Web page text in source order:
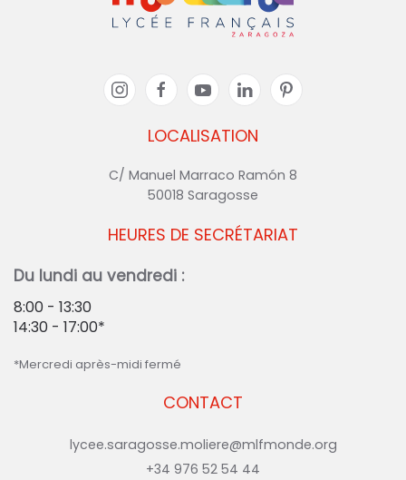
LOCALISATION
C/ Manuel Marraco Ramón 8
50018 Saragosse
CONTACT
lycee.saragosse.moliere@mlfmonde.org
+34 976 52 54 44
HEURES DE SECRÉTARIAT
Du lundi au vendredi :
8:00 - 13:30
14:30 - 17:00*
*Mercredi après-midi fermé